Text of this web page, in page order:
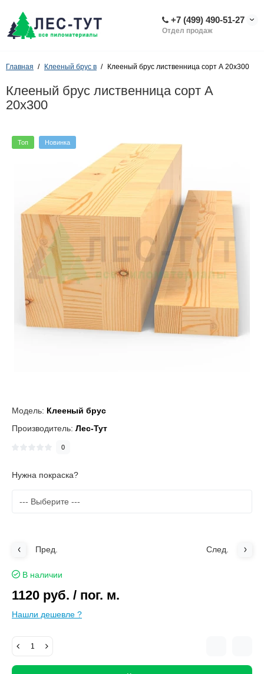
+7 (499) 490-51-27
Отдел продаж
Главная Клееный брус в Клееный брус лиственница сорт А 20х300
Клееный брус лиственница сорт А
20х300
Топ Новинка
Модель: Клееный брус
Производитель: Лес-Тут
0
Нужна покраска?
Пред. След.
В наличии
1120 руб. / пог. м.
Нашли дешевле ?